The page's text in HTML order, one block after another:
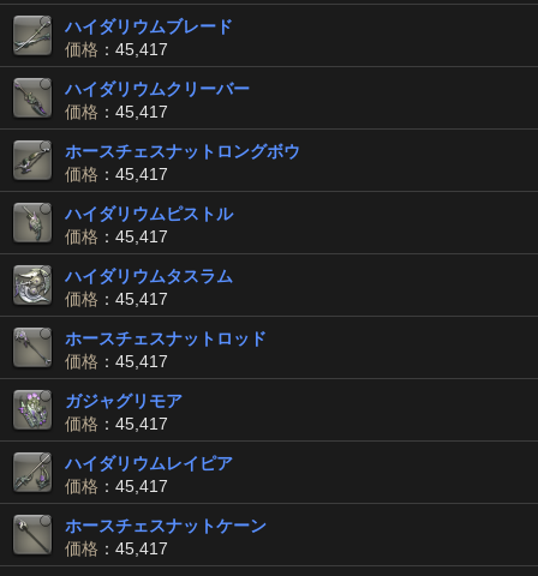
ハイダリウムブレード
価格 ：45,417
ハイダリウムクリーバー
価格 ：45,417
ホースチェスナットロングボウ
価格 ：45,417
ハイダリウムピストル
価格 ：45,417
ハイダリウムタスラム
価格 ：45,417
ホースチェスナットロッド
価格 ：45,417
ガジャグリモア
価格 ：45,417
ハイダリウムレイピア
価格 ：45,417
ホースチェスナットケーン
価格 ：45,417